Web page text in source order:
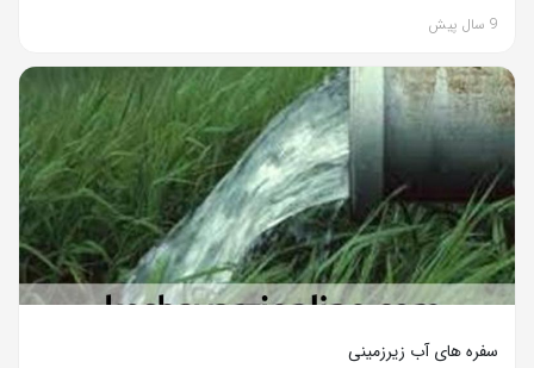
9 سال پیش
سفره های آب زیرزمینی